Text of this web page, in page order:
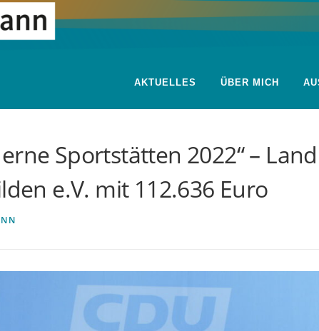
AKTUELLES ÜBER MICH
Sportstätten 2022“ – Land
e.V. mit 112.636 Euro